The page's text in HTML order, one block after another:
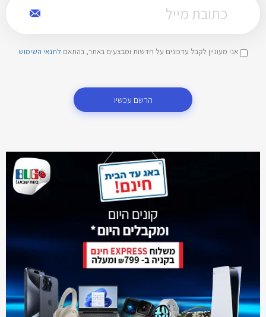
אני מעוניין לקבל עדכונים על חדשות ומבצעים באתר, בהתאם לתנאי השימוש
הרשם עכשיו